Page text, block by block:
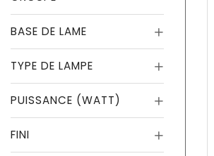
BASE DE LAME
TYPE DE LAMPE
PUISSANCE (WATT)
FINI